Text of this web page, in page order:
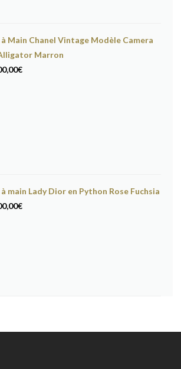
à Main Chanel Vintage Modèle Camera
Marron
€
à main Lady Dior en Python Rose Fuchsia
€